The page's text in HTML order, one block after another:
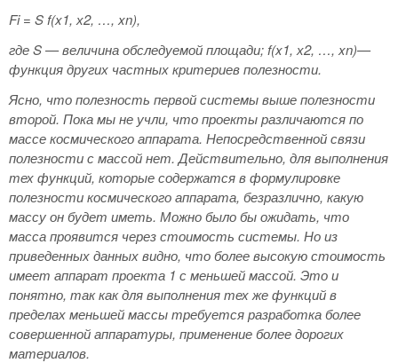
Fi= S f(x1, х2, …, xn),
где S — величина обследуемой площади; f(x1, х2, …, xn)—
функция других частных критериев полезности.
Ясно, что полезность первой системы выше полезности
второй. Пока мы не учли, что проекты различаются по
массе космического аппарата. Непосредственной связи
полезности с массой нет. Действительно, для выполнения
тех функций, которые содержатся в формулировке
полезности космического аппарата, безразлично, какую
массу он будет иметь. Можно было бы ожидать, что
масса проявится через стоимость системы. Но из
приведенных данных видно, что более высокую стоимость
имеет аппарат проекта 1 с меньшей массой. Это и
понятно, так как для выполнения тех же функций в
пределах меньшей массы требуется разработка более
совершенной аппаратуры, применение более дорогих
материалов.